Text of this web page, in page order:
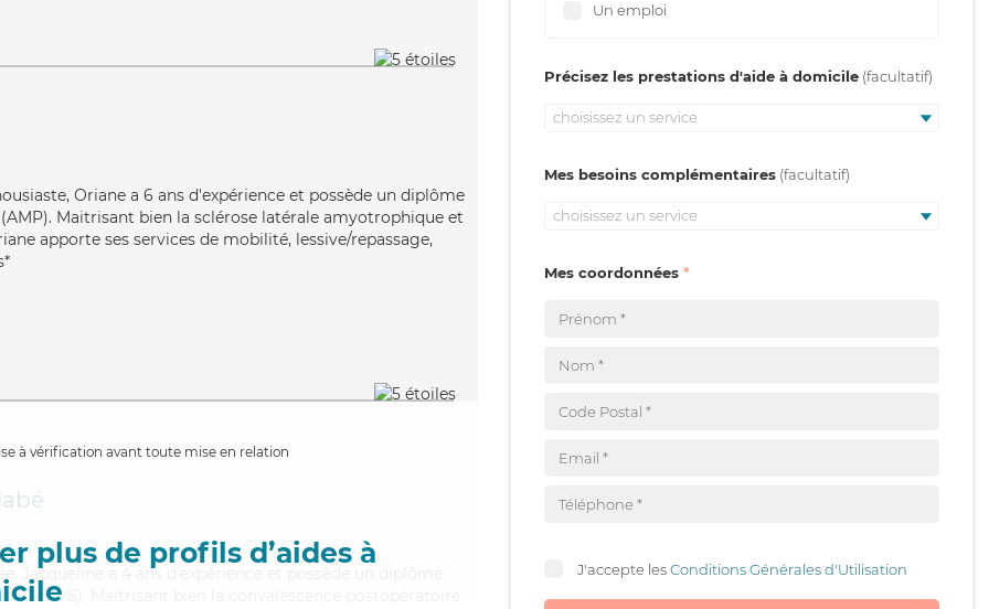
Oriane a 6 ans d'expérience et possède un diplôme
Maitrisant bien la sclérose latérale amyotrophique et
apporte ses services de mobilité, lessive/repassage,
à vérification avant toute mise en relation
plus de profils d’aides à
Jacqueline a 4 ans d'expérience et possède un diplôme
(DEAVS). Maitrisant bien la convalescence postopératoire
Un emploi
Précisez les prestations d'aide à domicile
choisissez un service
Mes besoins complémentaires
choisissez un service
Mes coordonnées
J'accepte lesConditions Générales d'Utilisation